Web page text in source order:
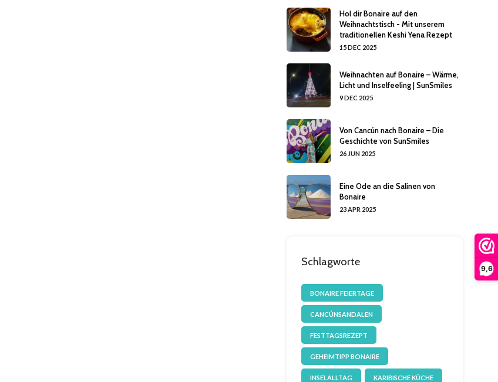
9,6
Hol dir Bonaire auf den
Weihnachtstisch - Mit unserem
traditionellen Keshi Yena Rezept
15 DEC 2025
Weihnachten auf Bonaire – Wärme,
Licht und Inselfeeling | SunSmiles
9 DEC 2025
Von Cancún nach Bonaire – Die
Geschichte von SunSmiles
26 JUN 2025
Eine Ode an die Salinen von
Bonaire
23 APR 2025
Schlagworte
BONAIRE FEIERTAGE
CANCÚNSANDALEN
FESTTAGSREZEPT
GEHEIMTIPP BONAIRE
INSELALLTAG KARIBISCHE KÜCHE